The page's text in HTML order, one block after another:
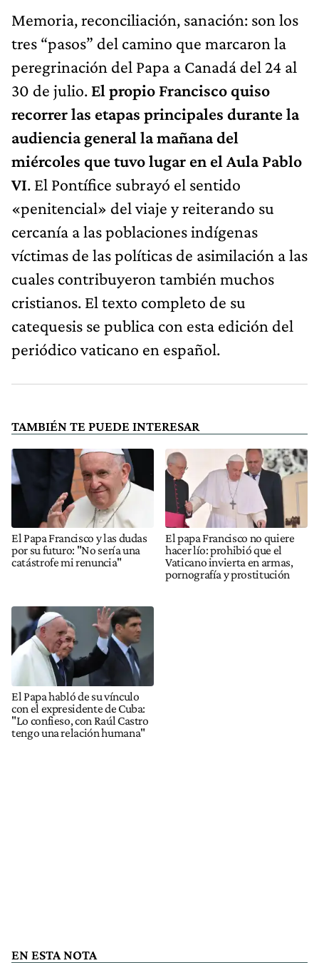
Memoria, reconciliación, sanación: son los
tres “pasos” del camino que marcaron la
peregrinación del Papa a Canadá del 24 al
30 de julio. El propio Francisco quiso
recorrer las etapas principales durante la
audiencia general la mañana del
miércoles que tuvo lugar en el Aula Pablo
VI. El Pontífice subrayó el sentido
«penitencial» del viaje y reiterando su
cercanía a las poblaciones indígenas
víctimas de las políticas de asimilación a las
cuales contribuyeron también muchos
cristianos. El texto completo de su
catequesis se publica con esta edición del
periódico vaticano en español.
TAMBIÉN TE PUEDE INTERESAR
El Papa Francisco y las dudas
por su futuro: "No sería una
catástrofe mi renuncia"
El papa Francisco no quiere
hacer lío: prohibió que el
Vaticano invierta en armas,
pornografía y prostitución
El Papa habló de su vínculo
con el expresidente de Cuba:
"Lo confieso, con Raúl Castro
tengo una relación humana"
EN ESTA NOTA